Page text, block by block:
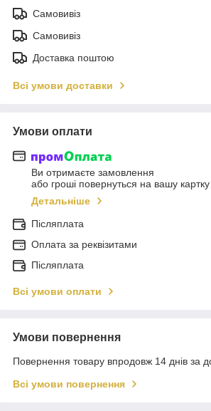
Самовивіз
Самовивіз
Доставка поштою
Всі умови доставки
Умови оплати
Ви отримаєте замовлення
або гроші повернуться на вашу картку
Детальніше
Післяплата
Оплата за реквізитами
Післяплата
Всі умови оплати
Умови повернення
Повернення товару впродовж 14 днів за
Всі умови повернення